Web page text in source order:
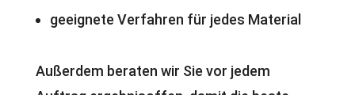
geeignete Verfahren für jedes Material
Außerdem beraten wir Sie vor jedem